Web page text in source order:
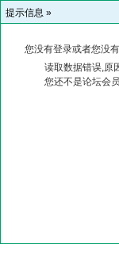
提示信息 »
您没有登录或者您没
读取数据错误,原
您还不是论坛会